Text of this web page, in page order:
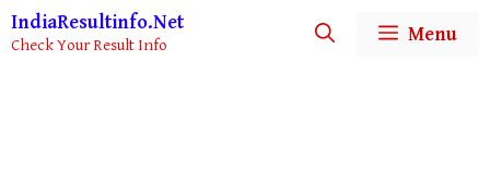
Skip
to
IndiaResultinfo.Net
Check Your Result Info Menu